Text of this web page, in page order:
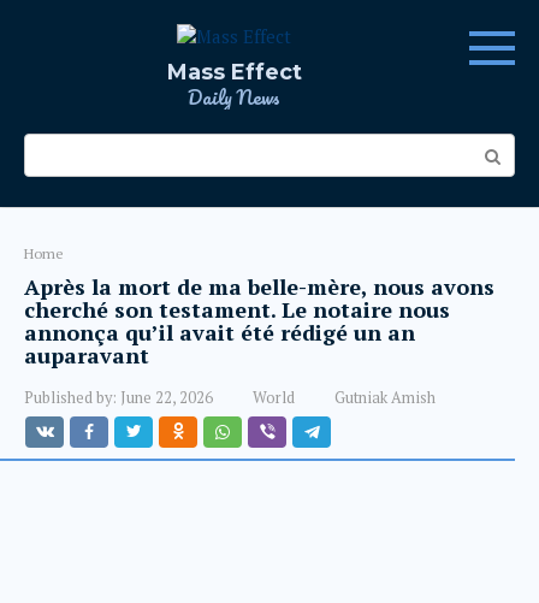
Mass Effect
Daily News
Search:
Home
Après la mort de ma belle-mère, nous avons
cherché son testament. Le notaire nous
annonça qu’il avait été rédigé un an
auparavant
Published by: June 22, 2026 World Gutniak Amish